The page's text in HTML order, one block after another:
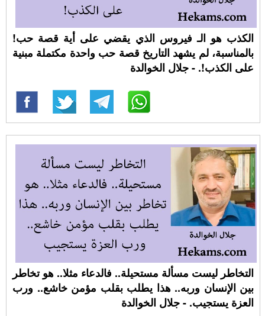
الكذب هو الـ فيروس الذي يقضي على أية قصة حب!
بالمناسبة، لم يشهد التاريخ قصة حب واحدة مكتملة مبنية
على الكذب!. - جلال الخوالدة
التخاطر ليست مسألة مستحيلة.. فالدعاء مثلا.. هو تخاطر
بين الإنسان وربه.. هذا يطلب بقلب مؤمن خاشع.. ورب
العزة يستجيب. - جلال الخوالدة